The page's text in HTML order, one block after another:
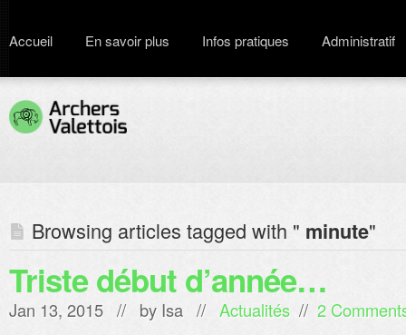
Accueil En savoir plus Infos pratiques Administratif
Browsing articles tagged with " minute"
Triste début d’année…
Jan 13, 2015 // by Isa // Actualités // 2